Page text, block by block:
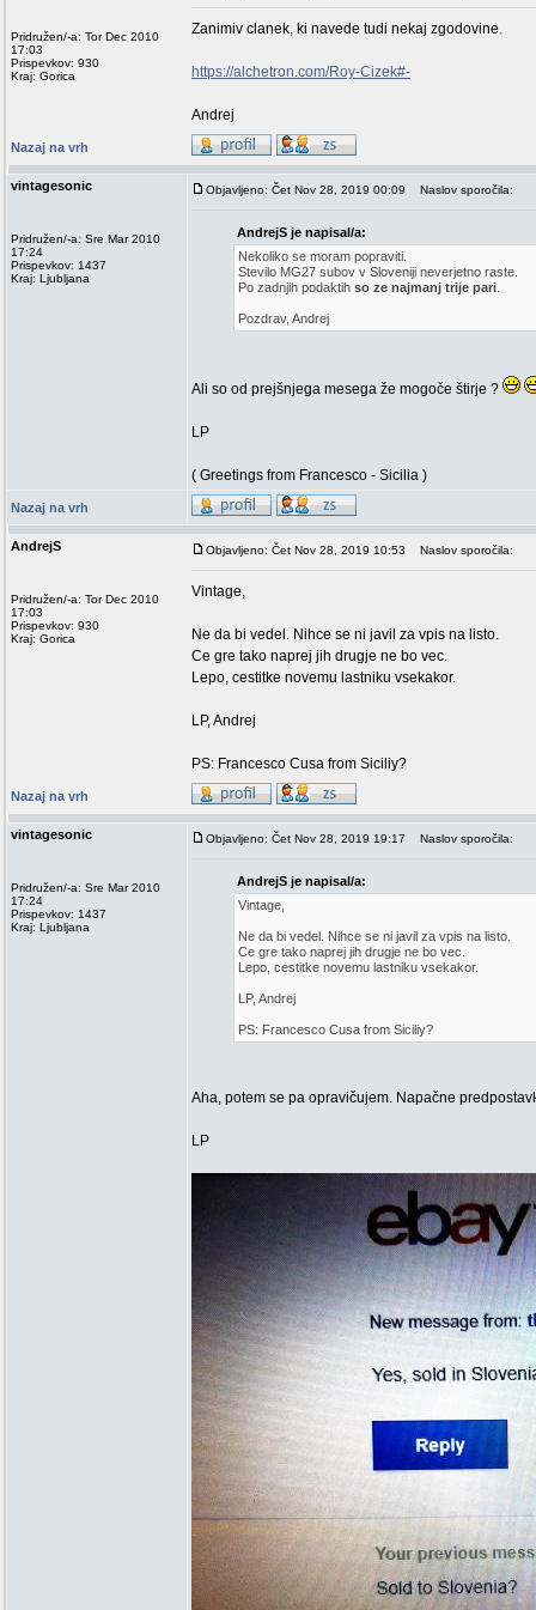
Pridružen/-a: Tor Dec 2010
17:03
Prispevkov: 930
Kraj: Gorica
Zanimiv clanek, ki navede tudi nekaj zgodovine.
https://alchetron.com/Roy-Cizek#-
Andrej
Nazaj na vrh
vintagesonic
Pridružen/-a: Sre Mar 2010
17:24
Prispevkov: 1437
Kraj: Ljubljana
Objavljeno: Čet Nov 28, 2019 00:09 Naslov sporočila:
AndrejS je napisal/a:
Nekoliko se moram popraviti.
Stevilo MG27 subov v Sloveniji neverjetno raste.
Po zadnjih podaktih so ze najmanj trije pari
Pozdrav, Andrej
Ali so od prejšnjega mesega že mogoče štirje ?
LP
( Greetings from Francesco - Sicilia )
Nazaj na vrh
AndrejS
Pridružen/-a: Tor Dec 2010
17:03
Prispevkov: 930
Kraj: Gorica
Objavljeno: Čet Nov 28, 2019 10:53 Naslov sporočila:
Vintage,
Ne da bi vedel. Nihce se ni javil za vpis na listo.
Ce gre tako naprej jih drugje ne bo vec.
Lepo, cestitke novemu lastniku vsekakor.
LP, Andrej
PS: Francesco Cusa from Siciliy?
Nazaj na vrh
vintagesonic
Pridružen/-a: Sre Mar 2010
17:24
Prispevkov: 1437
Kraj: Ljubljana
Objavljeno: Čet Nov 28, 2019 19:17 Naslov sporočila:
AndrejS je napisal/a:
Vintage,
Ne da bi vedel. Nihce se ni javil za vpis na listo.
Ce gre tako naprej jih drugje ne bo vec.
Lepo, cestitke novemu lastniku vsekakor.
LP, Andrej
PS: Francesco Cusa from Siciliy?
Aha, potem se pa opravičujem. Napačne
LP